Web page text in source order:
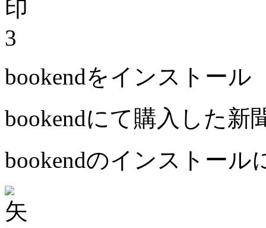
3
bookendをインストール
bookendにて購入した新
bookendのインストール